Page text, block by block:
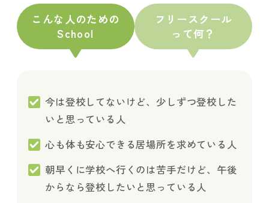
こんな人のための
School
フリースクール
って何？
今は登校してないけど、少しずつ登校した
いと思っている人
心も体も安心できる居場所を求めている人
朝早くに学校へ行くのは苦手だけど、午後
からなら登校したいと思っている人